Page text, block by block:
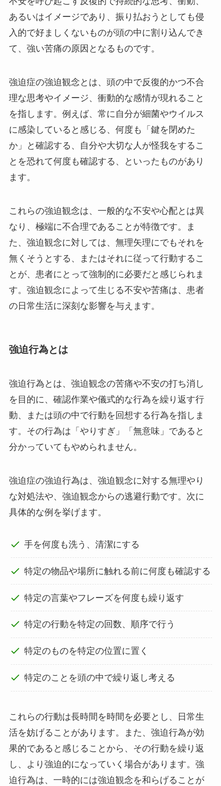
あるいはイメージであり、振り払おうとしても侵
入的で好ましくないものが頭の中に割り込んでき
て、強い苦痛の原因となるものです。
強迫症の強迫観念とは、頭の中で反復的かつ不合
理な思考やイメージ、衝動的な感情が現れること
を指します。例えば、常に自分が細菌やウイルス
に感染していると感じる、何度も「鍵を閉めた
か」と確認する、自分や大切な人が怪我をするこ
とを恐れて何度も確認する、といったものがあり
ます。
これらの強迫観念は、一般的な不安や心配とは異
なり、極端に不合理であることが特徴です。ま
た、強迫観念に対しては、無理矢理にでもそれを
無くそうとする、またはそれに従って行動するこ
とが、患者にとって強制的に必要だと感じられま
す。強迫観念によって生じる不安や苦痛は、患者
の日常生活に深刻な影響を与えます。
強迫行為とは
強迫行為とは、強迫観念の苦痛や不安の打ち消し
を目的に、確認作業や儀式的な行為を繰り返す行
動、または頭の中で行動を回想する行為を指しま
す。その行為は「やりすぎ」「無意味」であると
分かっていてもやめられません。
強迫症の強迫行為は、強迫観念に対する無理やり
な対処法や、強迫観念からの逃避行動です。次に
具体的な例を挙げます。
手を何度も洗う、清潔にする
特定の物品や場所に触れる前に何度も確認する
特定の言葉やフレーズを何度も繰り返す
特定の行動を特定の回数、順序で行う
特定のものを特定の位置に置く
特定のことを頭の中で繰り返し考える
これらの行動は長時間を時間を必要とし、日常生
活を妨げることがあります。また、強迫行為が効
果的であると感じることから、その行動を繰り返
し、より強迫的になっていく場合があります。強
迫行為は、一時的には強迫観念を和らげることが